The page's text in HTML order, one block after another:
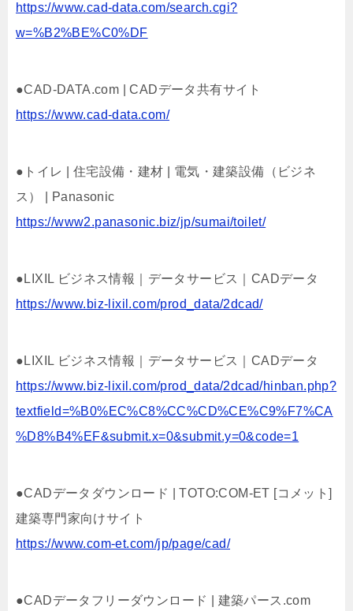
https://www.cad-data.com/search.cgi?
w=%B2%BE%C0%DF
●CAD-DATA.com | CADデータ共有サイト
https://www.cad-data.com/
●トイレ | 住宅設備・建材 | 電気・建築設備（ビジネ
ス） | Panasonic
https://www2.panasonic.biz/jp/sumai/toilet/
●LIXIL ビジネス情報｜データサービス｜CADデータ
https://www.biz-lixil.com/prod_data/2dcad/
●LIXIL ビジネス情報｜データサービス｜CADデータ
https://www.biz-lixil.com/prod_data/2dcad/hinban.php?
textfield=%B0%EC%C8%CC%CD%CE%C9%F7%CA
%D8%B4%EF&submit.x=0&submit.y=0&code=1
●CADデータダウンロード | TOTO:COM-ET [コメット]
建築専門家向けサイト
https://www.com-et.com/jp/page/cad/
●CADデータフリーダウンロード | 建築パース.com